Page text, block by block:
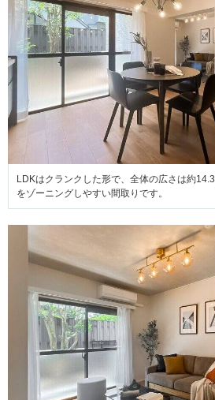
LDKはクランクした形で、全体の広さは約
をゾーニングしやすい間取りです。